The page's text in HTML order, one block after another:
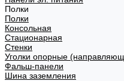
Полки
Полки
Консольная
Стационарная
Стенки
Уголки опорные
Фальш-панели
Шина заземления